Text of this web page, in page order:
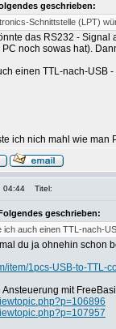
geschrieben:
Schnittstelle (LPT)
das RS232 -
noch sowas hat).
einen TTL-nach-USB
ich nich mahl wie man
04:44 Titel:
geschrieben:
ich auch einen TTL-nach-
du ja ohnehin schon
item/1pcs-USB-to-
mit